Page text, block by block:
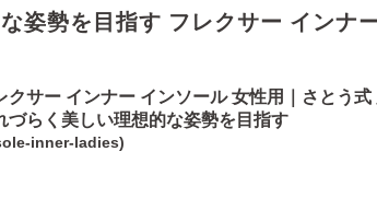
姿勢を目指す フレクサー インナ
クサー インナー インソール 女性用｜さとう式
づらく美しい理想的な姿勢を目指す
inner-ladies)